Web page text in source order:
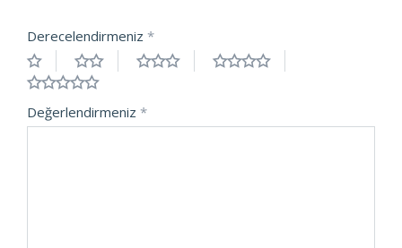
Derecelendirmeniz *
Değerlendirmeniz *